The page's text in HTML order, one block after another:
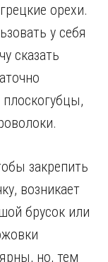
орехи.
у себя
сказать
закрепить
возникает
брусок или
но, тем